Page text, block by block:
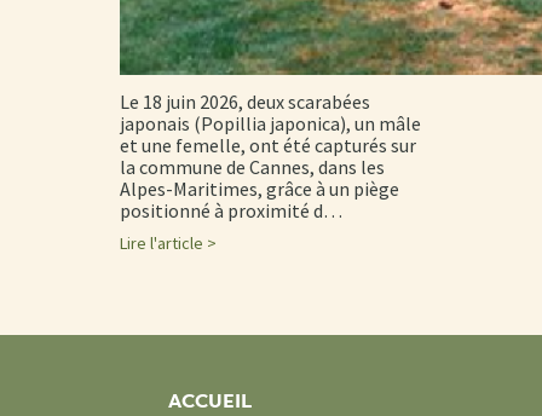
Le 18 juin 2026, deux scarabées
japonais (Popillia japonica), un mâle
et une femelle, ont été capturés sur
la commune de Cannes, dans les
Alpes-Maritimes, grâce à un piège
positionné à proximité d…
Lire l'article >
ACCUEIL